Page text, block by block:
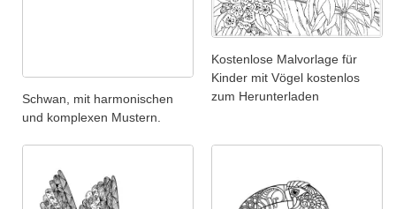
Schwan, mit harmonischen
und komplexen Mustern.
Kostenlose Malvorlage für
Kinder mit Vögel kostenlos
zum Herunterladen